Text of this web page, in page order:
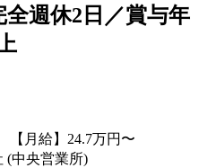
週休2日／賞与年
【月給】24.7万円〜
(中央営業所)